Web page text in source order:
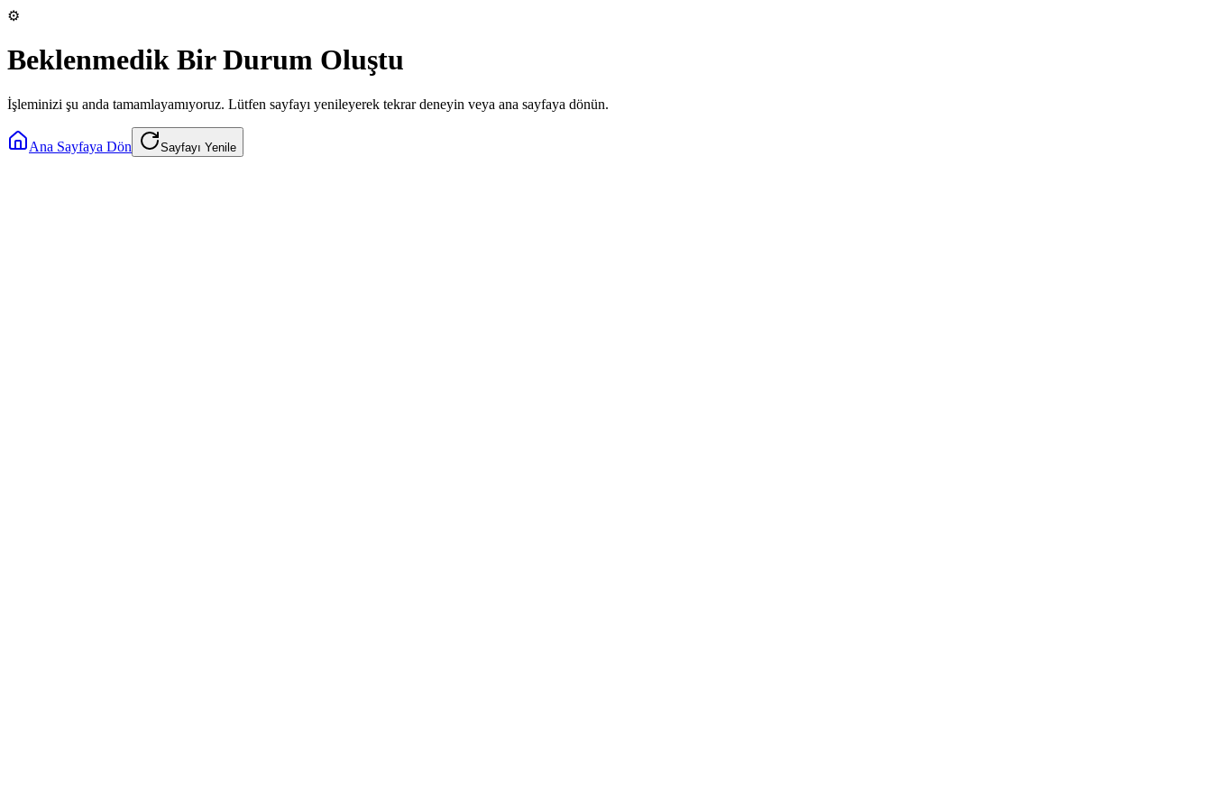
⚙️
Beklenmedik Bir Durum Oluştu
İşleminizi şu anda tamamlayamıyoruz. Lütfen sayfayı yenileyerek tekrar deneyin veya ana sayfaya dönün.
Ana Sayfaya Dön Sayfayı Yenile